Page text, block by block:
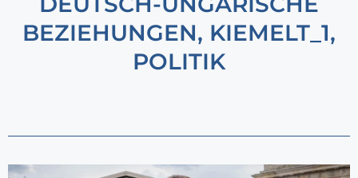
BEZIEHUNGEN, KIEMELT_1,
POLITIK